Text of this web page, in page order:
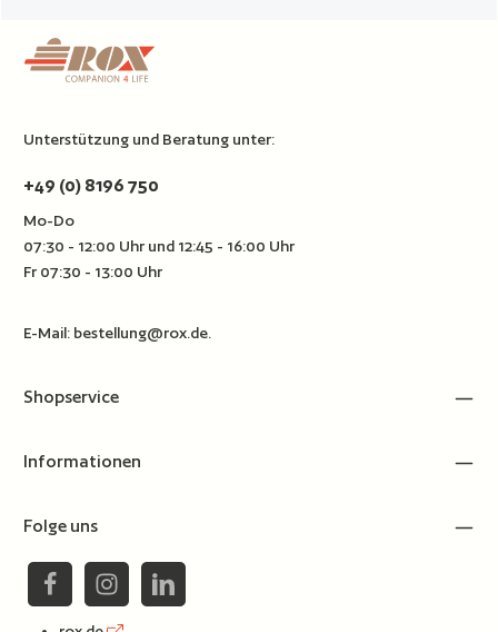
Unterstützung und Beratung unter:
+49 (0) 8196 750
Mo-Do
07:30 - 12:00 Uhr und 12:45 - 16:00 Uhr
Fr 07:30 - 13:00 Uhr
E-Mail: bestellung@rox.de.
Shopservice
Informationen
Folge uns